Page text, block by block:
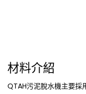
材料介紹
QTAH污泥脫水機主要採